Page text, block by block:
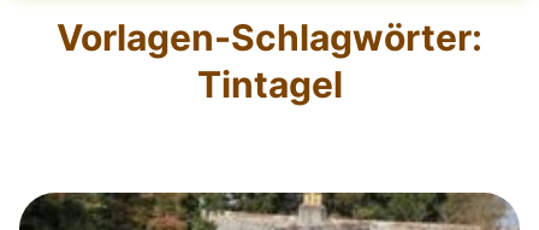
Vorlagen-Schlagwörter:
Tintagel